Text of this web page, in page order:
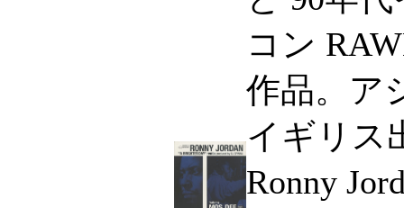
コン
作品。ア
イギリス
Ronny